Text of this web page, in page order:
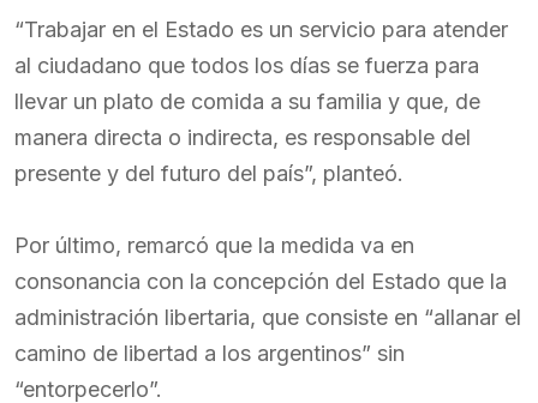
“Trabajar en el Estado es un servicio para atender
al ciudadano que todos los días se fuerza para
llevar un plato de comida a su familia y que, de
manera directa o indirecta, es responsable del
presente y del futuro del país”, planteó.
Por último, remarcó que la medida va en
consonancia con la concepción del Estado que la
administración libertaria, que consiste en “allanar el
camino de libertad a los argentinos” sin
“entorpecerlo”.